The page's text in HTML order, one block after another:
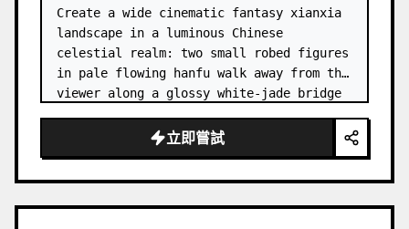
Create a wide cinematic fantasy xianxia
landscape in a luminous Chinese
celestial realm: two small robed figures
in pale flowing hanfu walk away from the
viewer along a glossy white-jade bridge
rising from a mirror-still l…
立即嘗試